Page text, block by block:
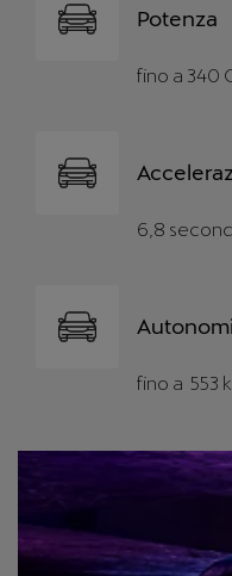
Potenza
fino a 340
6,8
fino a 553